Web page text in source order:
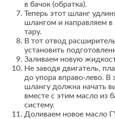
в бачок (обратка).
Теперь этот шланг
шлангом и направляем в
тару.
В тот отвод
установить
Заливаем новую
Не заводя двигатель,
до упора вправо-лево. В
шлангу должна начать
вместе с этим масло из
систему.
Доливаем новое масло